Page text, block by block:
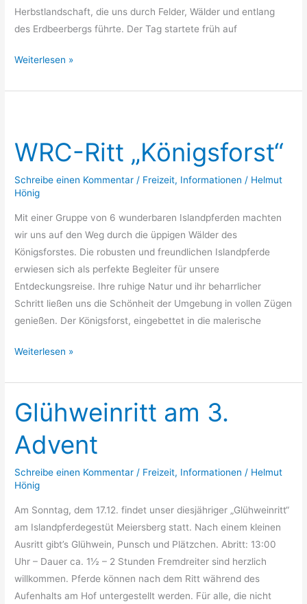
Herbstlandschaft, die uns durch Felder, Wälder und entlang
des Erdbeerbergs führte. Der Tag startete früh auf
Weiterlesen »
WRC-Ritt „Königsforst“
Schreibe einen Kommentar / Freizeit, Informationen / Helmut
Hönig
Mit einer Gruppe von 6 wunderbaren Islandpferden machten
wir uns auf den Weg durch die üppigen Wälder des
Königsforstes. Die robusten und freundlichen Islandpferde
erwiesen sich als perfekte Begleiter für unsere
Entdeckungsreise. Ihre ruhige Natur und ihr beharrlicher
Schritt ließen uns die Schönheit der Umgebung in vollen Zügen
genießen. Der Königsforst, eingebettet in die malerische
„Königsforst“
Weiterlesen »
Glühweinritt am 3.
Advent
Schreibe einen Kommentar / Freizeit, Informationen / Helmut
Hönig
Am Sonntag, dem 17.12. findet unser diesjähriger „Glühweinritt“
am Islandpferdegestüt Meiersberg statt. Nach einem kleinen
Ausritt gibt’s Glühwein, Punsch und Plätzchen. Abritt: 13:00
Uhr – Dauer ca. 1½ – 2 Stunden Fremdreiter sind herzlich
willkommen. Pferde können nach dem Ritt während des
Aufenhalts am Hof untergestellt werden. Für alle, die nicht
Glühweinritt
am
3.
Advent